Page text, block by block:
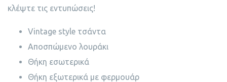
κλέψτε τις εντυπώσεις!
Vintage style τσάντα
Αποσπώμενο λουράκι
Θήκη εσωτερικά
Θήκη εξωτερικά με φερμουάρ